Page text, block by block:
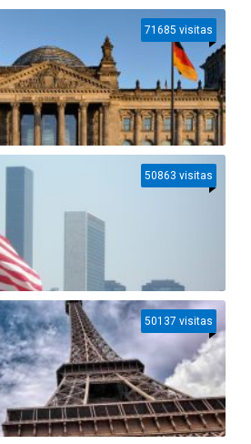
71685 visitas
50863 visitas
50137 visitas